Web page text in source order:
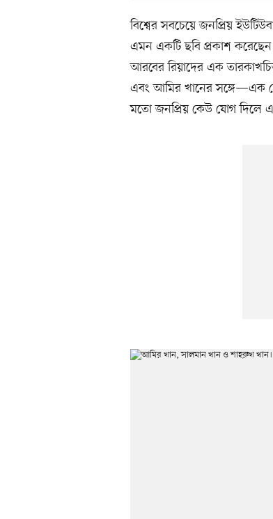
বিশ্বের সবচেয়ে জনপ্রিয়
এমন একটি ছবি প্রকাশ করেছেন
আরবের রিয়াদের এক
এবং আমির খানের সঙ্গে—এক
মতো জনপ্রিয় কেউ যোগ দিলে